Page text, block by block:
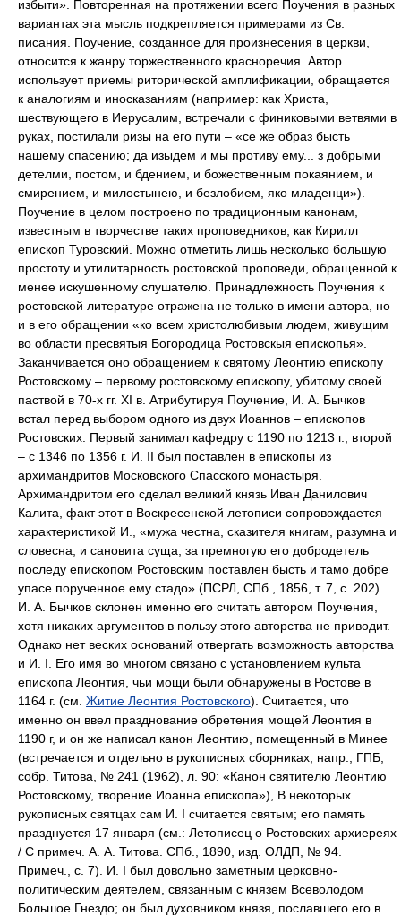
избыти». Повторенная на протяжении всего Поучения в разных
вариантах эта мысль подкрепляется примерами из Св.
писания. Поучение, созданное для произнесения в церкви,
относится к жанру торжественного красноречия. Автор
использует приемы риторической амплификации, обращается
к аналогиям и иносказаниям (например: как Христа,
шествующего в Иерусалим, встречали с финиковыми ветвями в
руках, постилали ризы на его пути – «се же образ бысть
нашему спасению; да изыдем и мы противу ему... з добрыми
детелми, постом, и бдением, и божественным покаянием, и
смирением, и милостынею, и безлобием, яко младенци»).
Поучение в целом построено по традиционным канонам,
известным в творчестве таких проповедников, как Кирилл
епископ Туровский. Можно отметить лишь несколько большую
простоту и утилитарность ростовской проповеди, обращенной к
менее искушенному слушателю. Принадлежность Поучения к
ростовской литературе отражена не только в имени автора, но
и в его обращении «ко всем христолюбивым людем, живущим
во области пресвятыя Богородица Ростовскыя епископья».
Заканчивается оно обращением к святому Леонтию епископу
Ростовскому – первому ростовскому епископу, убитому своей
паствой в 70-х гг. XI в. Атрибутируя Поучение, И. А. Бычков
встал перед выбором одного из двух Иоаннов – епископов
Ростовских. Первый занимал кафедру с 1190 по 1213 г.; второй
– с 1346 по 1356 г. И. II был поставлен в епископы из
архимандритов Московского Спасского монастыря.
Архимандритом его сделал великий князь Иван Данилович
Калита, факт этот в Воскресенской летописи сопровождается
характеристикой И., «мужа честна, сказителя книгам, разумна и
словесна, и сановита суща, за премногую его добродетель
последу епископом Ростовским поставлен бысть и тамо добре
упасе порученное ему стадо» (ПСРЛ, СПб., 1856, т. 7, с. 202).
И. А. Бычков склонен именно его считать автором Поучения,
хотя никаких аргументов в пользу этого авторства не приводит.
Однако нет веских оснований отвергать возможность авторства
и И. I. Его имя во многом связано с установлением культа
епископа Леонтия, чьи мощи были обнаружены в Ростове в
1164 г. (см. Житие Леонтия Ростовского). Считается, что
именно он ввел празднование обретения мощей Леонтия в
1190 г, и он же написал канон Леонтию, помещенный в Минее
(встречается и отдельно в рукописных сборниках, напр., ГПБ,
собр. Титова, № 241 (1962), л. 90: «Канон святителю Леонтию
Ростовскому, творение Иоанна епископа»), В некоторых
рукописных святцах сам И. I считается святым; его память
празднуется 17 января (см.: Летописец о Ростовских архиереях
/ С примеч. А. А. Титова. СПб., 1890, изд. ОЛДП, № 94.
Примеч., с. 7). И. I был довольно заметным церковно-
политическим деятелем, связанным с князем Всеволодом
Большое Гнездо; он был духовником князя, пославшего его в